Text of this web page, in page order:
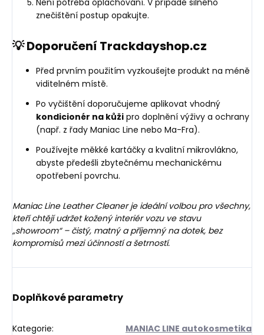
Není potřeba oplachování. V případě silného
znečištění postup opakujte.
💡 Doporučení Trackdayshop.cz
Před prvním použitím vyzkoušejte produkt na méně
viditelném místě.
Po vyčištění doporučujeme aplikovat vhodný
kondicionér na kůži pro doplnění výživy a ochrany
(např. z řady Maniac Line nebo Ma-Fra).
Používejte měkké kartáčky a kvalitní mikrovlákno,
abyste předešli zbytečnému mechanickému
opotřebení povrchu.
Maniac Line Leather Cleaner je ideální volbou pro všechny,
kteří chtějí udržet kožený interiér vozu ve stavu
„showroom“ – čistý, matný a příjemný na dotek, bez
kompromisů mezi účinností a šetrností.
Doplňkové parametry
Kategorie: MANIAC LINE autokosmetika